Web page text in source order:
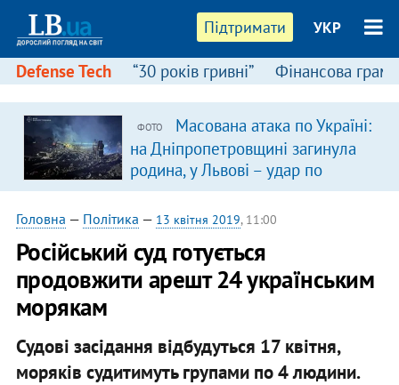
Підтримати УКР
Defense Tech “30 років гривні” Фінансова
ФОТО
Масована атака по Україні:
на Дніпропетровщині загинула
родина, у Львові – удар по
багатоповерхівках
(доповнюється)
Головна — Політика — 13 квітня 2019, 11:00
Російський суд готується
продовжити арешт 24 українським
морякам
Судові засідання відбудуться 17 квітня,
моряків судитимуть групами по 4 людини.